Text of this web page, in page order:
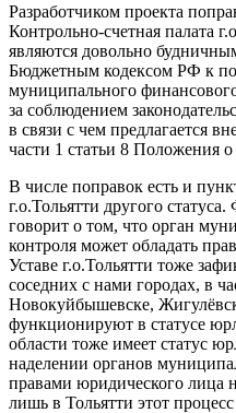
Разработчиком проекта
Контрольно-счетная палата
являются довольно
Бюджетным кодексом РФ к
муниципального
за соблюдением
в связи с чем предлагается
части 1 статьи 8 Положения
В числе поправок есть и
г.о.Тольятти другого
говорит о том, что орган
контроля может обладать
Уставе г.о.Тольятти тоже
соседних с нами городах, в
Новокуйбышевске,
функционируют в статусе
области тоже имеет статус
наделении органов
правами юридического лица
лишь в Тольятти этот процесс